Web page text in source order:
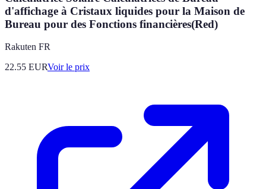
d'affichage à Cristaux liquides pour la Maison de
Bureau pour des Fonctions financières(Red)
Rakuten FR
22.55 EURVoir le prix